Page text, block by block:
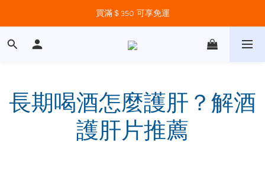
買滿＄350 可享免運
長期喝酒怎麼護肝？解酒
護肝片推薦